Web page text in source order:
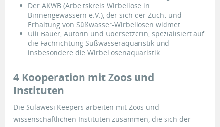
Der AKWB (Arbeitskreis Wirbellose in
Binnengewässern e.V.), der sich der Zucht und
Erhaltung von Süßwasser-Wirbellosen widmet
Ulli Bauer, Autorin und Übersetzerin, spezialisiert auf
die Fachrichtung Süßwasseraquaristik und
insbesondere die Wirbellosenaquaristik
4 Kooperation mit Zoos und
Instituten
Die Sulawesi Keepers arbeiten mit Zoos und
wissenschaftlichen Instituten zusammen, die sich der